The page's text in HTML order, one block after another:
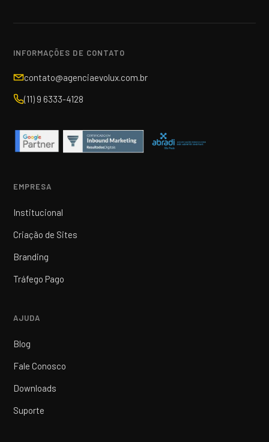
INFORMAÇÕES DE CONTATO
contato@agenciaevolux.com.br
(11) 9 6333-4128
EMPRESA
Institucional
Criação de Sites
Branding
Tráfego Pago
AJUDA
Blog
Fale Conosco
Downloads
Suporte